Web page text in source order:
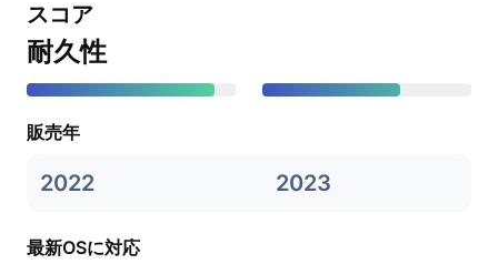
スコア
耐久性
販売年
2022 2023
最新OSに対応